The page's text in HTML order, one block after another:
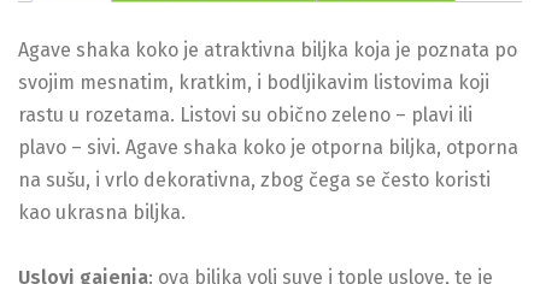
Agave shaka koko je atraktivna biljka koja je poznata po
svojim mesnatim, kratkim, i bodljikavim listovima koji
rastu u rozetama. Listovi su obično zeleno – plavi ili
plavo – sivi. Agave shaka koko je otporna biljka, otporna
na sušu, i vrlo dekorativna, zbog čega se često koristi
kao ukrasna biljka.
Uslovi gajenja: ova biljka voli suve i tople uslove, te je